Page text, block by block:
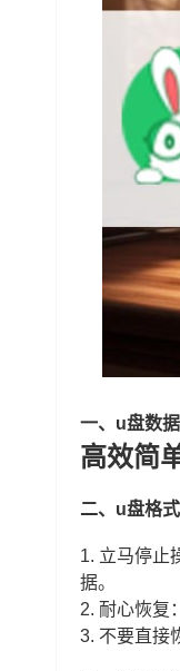
一、u盘数
高效简
二、u盘格
1. 立马停止
据。
2. 耐心恢复
3. 不要直接